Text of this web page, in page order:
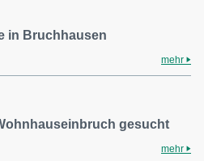
in Bruchhausen
mehr
gesucht
mehr